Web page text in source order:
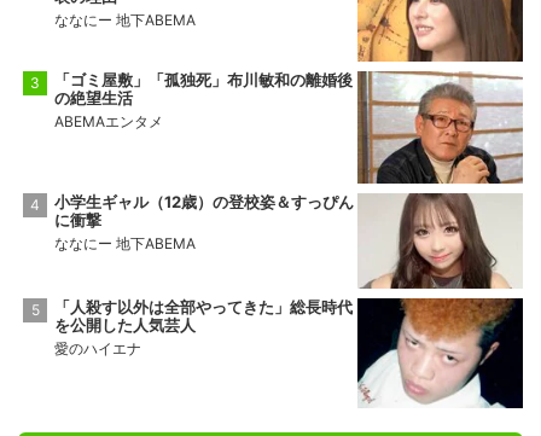
ななにー 地下ABEMA
「ゴミ屋敷」「孤独死」布川敏和の離婚後
の絶望生活
ABEMAエンタメ
小学生ギャル（12歳）の登校姿＆すっぴん
に衝撃
ななにー 地下ABEMA
「人殺す以外は全部やってきた」総長時代
を公開した人気芸人
愛のハイエナ